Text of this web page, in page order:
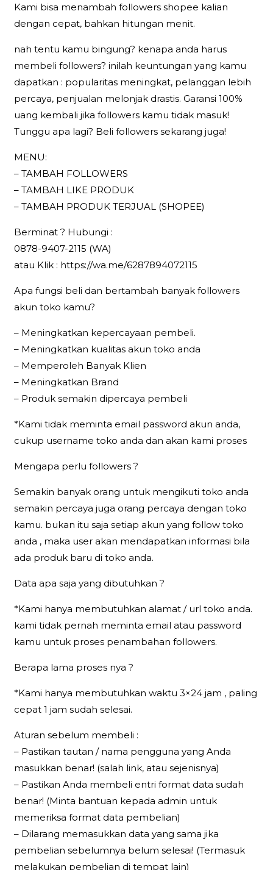
Kami bisa menambah followers shopee kalian
dengan cepat, bahkan hitungan menit.
nah tentu kamu bingung? kenapa anda harus
membeli followers? inilah keuntungan yang kamu
dapatkan : popularitas meningkat, pelanggan lebih
percaya, penjualan melonjak drastis. Garansi 100%
uang kembali jika followers kamu tidak masuk!
Tunggu apa lagi? Beli followers sekarang juga!
MENU:
– TAMBAH FOLLOWERS
– TAMBAH LIKE PRODUK
– TAMBAH PRODUK TERJUAL (SHOPEE)
Berminat ? Hubungi :
0878-9407-2115 (WA)
atau Klik : https://wa.me/6287894072115
Apa fungsi beli dan bertambah banyak followers
akun toko kamu?
– Meningkatkan kepercayaan pembeli.
– Meningkatkan kualitas akun toko anda
– Memperoleh Banyak Klien
– Meningkatkan Brand
– Produk semakin dipercaya pembeli
*Kami tidak meminta email password akun anda,
cukup username toko anda dan akan kami proses
Mengapa perlu followers ?
Semakin banyak orang untuk mengikuti toko anda
semakin percaya juga orang percaya dengan toko
kamu. bukan itu saja setiap akun yang follow toko
anda , maka user akan mendapatkan informasi bila
ada produk baru di toko anda.
Data apa saja yang dibutuhkan ?
*Kami hanya membutuhkan alamat / url toko anda.
kami tidak pernah meminta email atau password
kamu untuk proses penambahan followers.
Berapa lama proses nya ?
*Kami hanya membutuhkan waktu 3×24 jam , paling
cepat 1 jam sudah selesai.
Aturan sebelum membeli :
– Pastikan tautan / nama pengguna yang Anda
masukkan benar! (salah link, atau sejenisnya)
– Pastikan Anda membeli entri format data sudah
benar! (Minta bantuan kepada admin untuk
memeriksa format data pembelian)
– Dilarang memasukkan data yang sama jika
pembelian sebelumnya belum selesai! (Termasuk
melakukan pembelian di tempat lain)